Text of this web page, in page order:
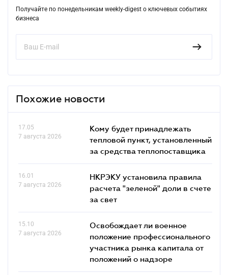
Получайте по понедельникам weekly-digest о ключевых событиях
бизнеса
Похожие новости
17.05
7 августа 2026
Кому будет принадлежать
тепловой пункт, установленный
за средства теплопоставщика
16.01
7 августа 2026
НКРЭКУ установила правила
расчета "зеленой" доли в счете
за свет
15.10
7 августа 2026
Освобождает ли военное
положение профессионального
участника рынка капитала от
положений о надзоре